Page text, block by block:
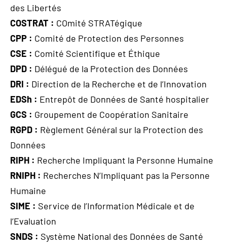
des Libertés
COSTRAT : COmité STRATégique
CPP : Comité de Protection des Personnes
CSE : Comité Scientifique et Éthique
DPD : Délégué de la Protection des Données
DRI : Direction de la Recherche et de l’Innovation
EDSh : Entrepôt de Données de Santé hospitalier
GCS : Groupement de Coopération Sanitaire
RGPD : Règlement Général sur la Protection des
Données
RIPH : Recherche Impliquant la Personne Humaine
RNIPH : Recherches N’Impliquant pas la Personne
Humaine
SIME : Service de l’Information Médicale et de
l’Evaluation
SNDS : Système National des Données de Santé